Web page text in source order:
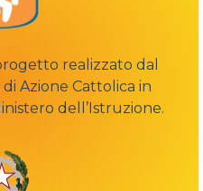
realizzato dal
Azione Cattolica in
dell’Istruzione.